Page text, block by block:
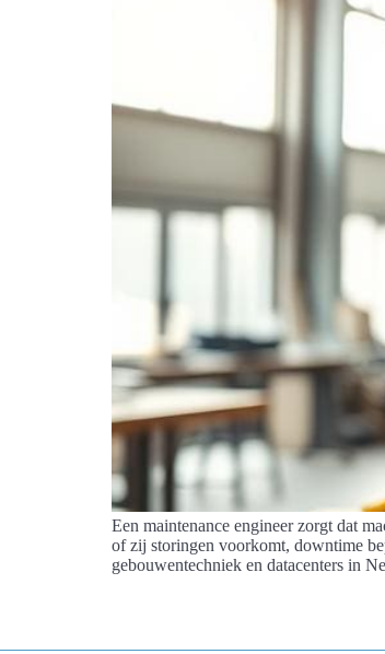
Een maintenance engineer zorgt dat
of zij storingen voorkomt, downtime
gebouwentechniek en datacenters in